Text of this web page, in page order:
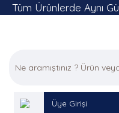
Tüm Ürünlerde Aynı
Üye Girişi